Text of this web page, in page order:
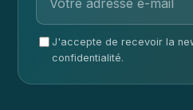
J'accepte de recevoir la
confidentialité.